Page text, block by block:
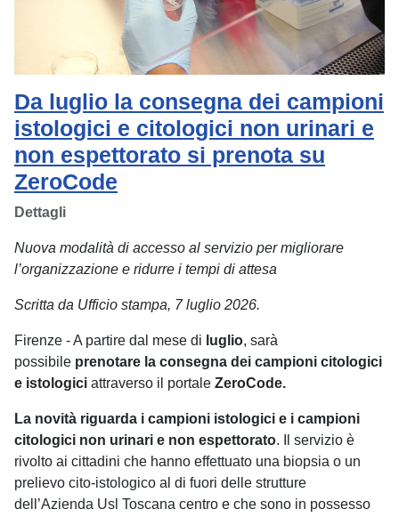
Da luglio la consegna dei campioni
istologici e citologici non urinari e
non espettorato si prenota su
ZeroCode
Dettagli
Nuova modalità di accesso al servizio per migliorare
l’organizzazione e ridurre i tempi di attesa
Scritta da Ufficio stampa, 7 luglio 2026.
Firenze - A partire dal mese di luglio, sarà
possibile prenotare la consegna dei campioni citologici
e istologici attraverso il portale ZeroCode.
La novità riguarda i campioni istologici e i campioni
citologici non urinari e non espettorato. Il servizio è
rivolto ai cittadini che hanno effettuato una biopsia o un
prelievo cito-istologico al di fuori delle strutture
dell’Azienda Usl Toscana centro e che sono in possesso